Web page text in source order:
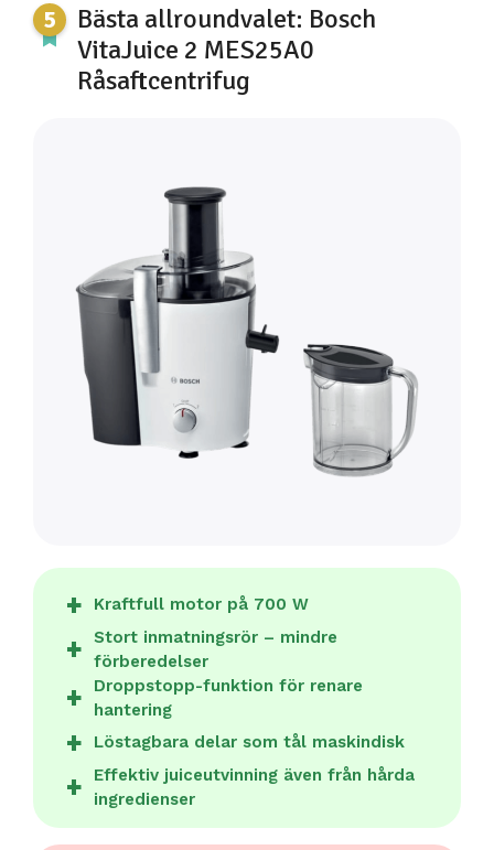
Bästa allroundvalet: Bosch
VitaJuice 2 MES25A0
Råsaftcentrifug
Kraftfull motor på 700 W
Stort inmatningsrör – mindre
förberedelser
Droppstopp-funktion för renare
hantering
Löstagbara delar som tål maskindisk
Effektiv juiceutvinning även från hårda
ingredienser